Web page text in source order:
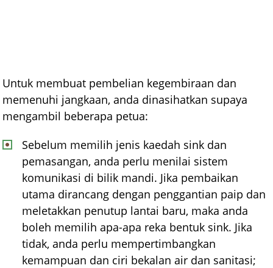
Untuk membuat pembelian kegembiraan dan
memenuhi jangkaan, anda dinasihatkan supaya
mengambil beberapa petua:
Sebelum memilih jenis kaedah sink dan
pemasangan, anda perlu menilai sistem
komunikasi di bilik mandi. Jika pembaikan
utama dirancang dengan penggantian paip dan
meletakkan penutup lantai baru, maka anda
boleh memilih apa-apa reka bentuk sink. Jika
tidak, anda perlu mempertimbangkan
kemampuan dan ciri bekalan air dan sanitasi;